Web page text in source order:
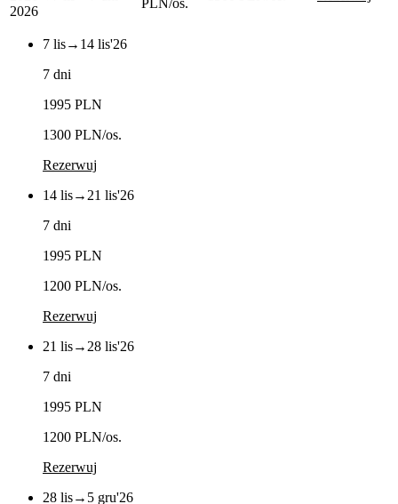
2026
7 lis→ 14 lis'26
7 dni
1995 PLN
1300 PLN/os.
Rezerwuj
14 lis→ 21 lis'26
7 dni
1995 PLN
1200 PLN/os.
Rezerwuj
21 lis→ 28 lis'26
7 dni
1995 PLN
1200 PLN/os.
Rezerwuj
28 lis→ 5 gru'26